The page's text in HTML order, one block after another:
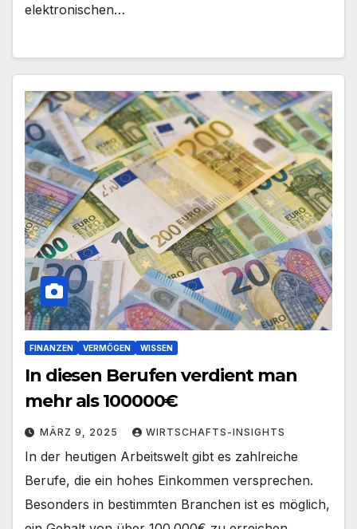
elektronischen…
FINANZEN VERMÖGEN WISSEN
In diesen Berufen verdient man
mehr als 100000€
MÄRZ 9, 2025 WIRTSCHAFTS-INSIGHTS
In der heutigen Arbeitswelt gibt es zahlreiche
Berufe, die ein hohes Einkommen versprechen.
Besonders in bestimmten Branchen ist es möglich,